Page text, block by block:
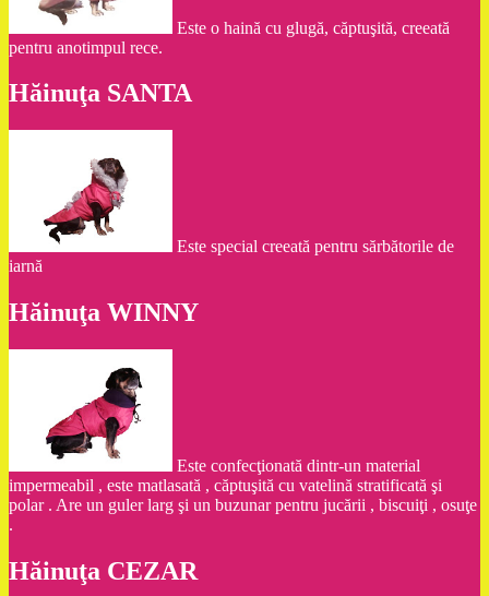
Este o haină cu glugă, căptuşită, creeată
pentru anotimpul rece.
Hăinuţa SANTA
Este special creeată pentru sărbătorile de
iarnă
Hăinuţa WINNY
Este confecţionată dintr-un material
impermeabil , este matlasată , căptuşită cu vatelină stratificată şi
polar . Are un guler larg şi un buzunar pentru jucării , biscuiţi , osuţe
.
Hăinuţa CEZAR